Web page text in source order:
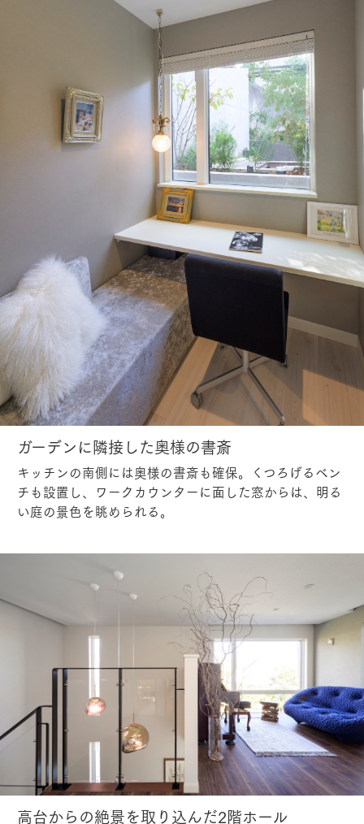
ガーデンに隣接した奥様の書斎
キッチンの南側には奥様の書斎も確保。くつろげるベン
チも設置し、ワークカウンターに面した窓からは、明る
い庭の景色を眺められる。
高台からの絶景を取り込んだ2階ホール